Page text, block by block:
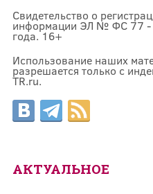
Свидетельство о
информации ЭЛ № ФС 77 -
года. 16+
Использование наших
разрешается только с
TR.ru.
АКТУАЛЬНОЕ